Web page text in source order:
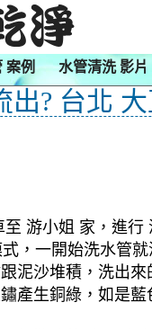
案例 水管清洗 影片
? 台北
游小姐 家，進
，一開始洗水管
泥沙堆積，洗出
產生銅綠，如是